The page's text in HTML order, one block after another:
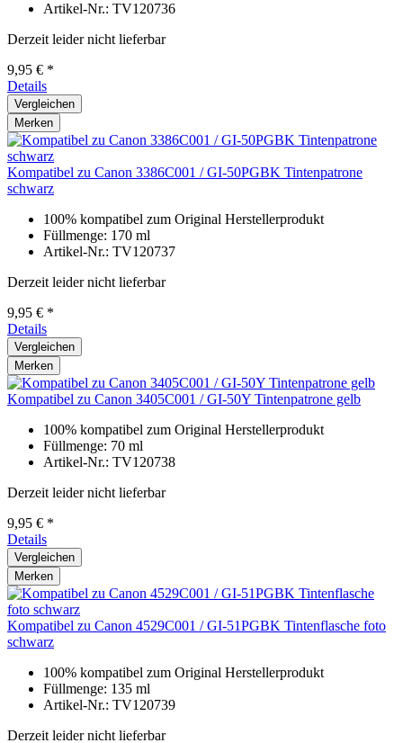
Artikel-Nr.: TV120736
Derzeit leider nicht lieferbar
9,95 € *
Details
Vergleichen
Merken
Kompatibel zu Canon 3386C001 / GI-50PGBK Tintenpatrone
schwarz
100% kompatibel zum Original Herstellerprodukt
Füllmenge: 170 ml
Artikel-Nr.: TV120737
Derzeit leider nicht lieferbar
9,95 € *
Details
Vergleichen
Merken
Kompatibel zu Canon 3405C001 / GI-50Y Tintenpatrone gelb
100% kompatibel zum Original Herstellerprodukt
Füllmenge: 70 ml
Artikel-Nr.: TV120738
Derzeit leider nicht lieferbar
9,95 € *
Details
Vergleichen
Merken
Kompatibel zu Canon 4529C001 / GI-51PGBK Tintenflasche foto
schwarz
100% kompatibel zum Original Herstellerprodukt
Füllmenge: 135 ml
Artikel-Nr.: TV120739
Derzeit leider nicht lieferbar